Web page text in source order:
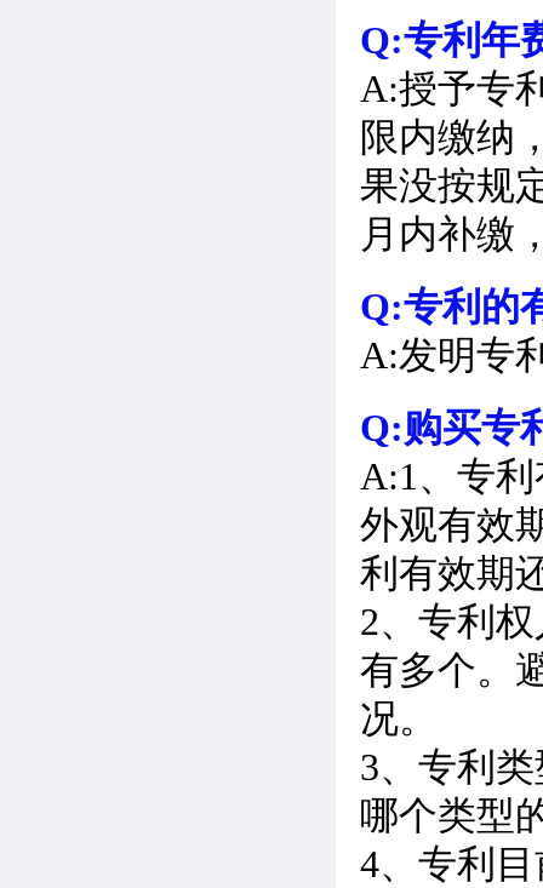
Q:专利年
A:授予专
限内缴纳
果没按规
月内补缴
Q:专利的
A:发明专
Q:购买专
A:1、专
外观有效
利有效期
2、专利
有多个。
况。
3、专利
哪个类型
4、专利